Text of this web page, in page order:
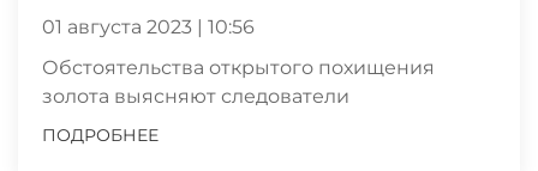
01 августа 2023 | 10:56
Обстоятельства открытого похищения
золота выясняют следователи
ПОДРОБНЕЕ